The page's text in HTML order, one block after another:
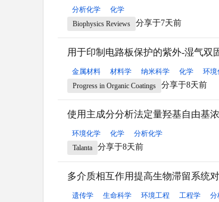
分析化学
化学
Biophysics Reviews
分享于7天前
用于印制电路板保护的紫外-湿气双
金属材料 材料学 纳米科学 化学 环境
Progress in Organic Coatings
分享于8天前
使用主成分分析法定量羟基自由基
环境化学 化学
分析化学
Talanta
分享于8天前
多介质相互作用提高生物滞留系统
遗传学 生命科学 环境工程 工程学 分